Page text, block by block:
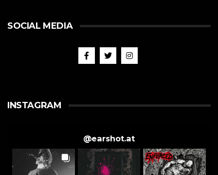
SOCIAL MEDIA
INSTAGRAM
@earshot.at